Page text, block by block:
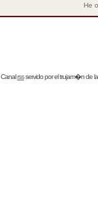
He
Canalrssservido por eltrujam�nde